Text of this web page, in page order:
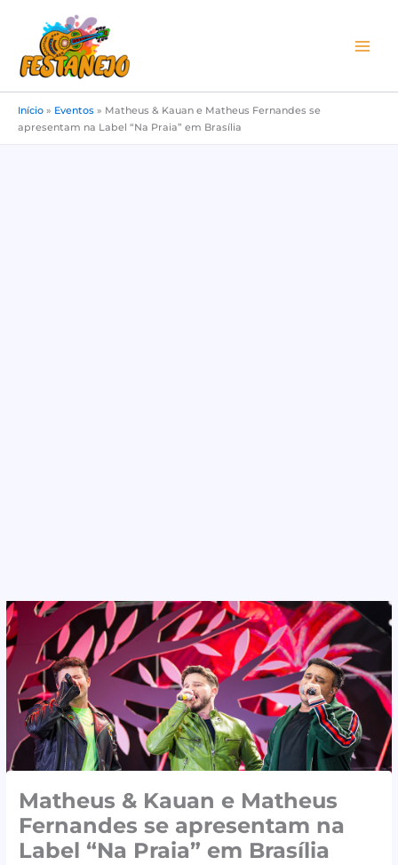
conteúdo
Início » Eventos » Matheus & Kauan e Matheus Fernandes se
apresentam na Label “Na Praia” em Brasília
Matheus & Kauan e Matheus
Fernandes se apresentam na
Label “Na Praia” em Brasília